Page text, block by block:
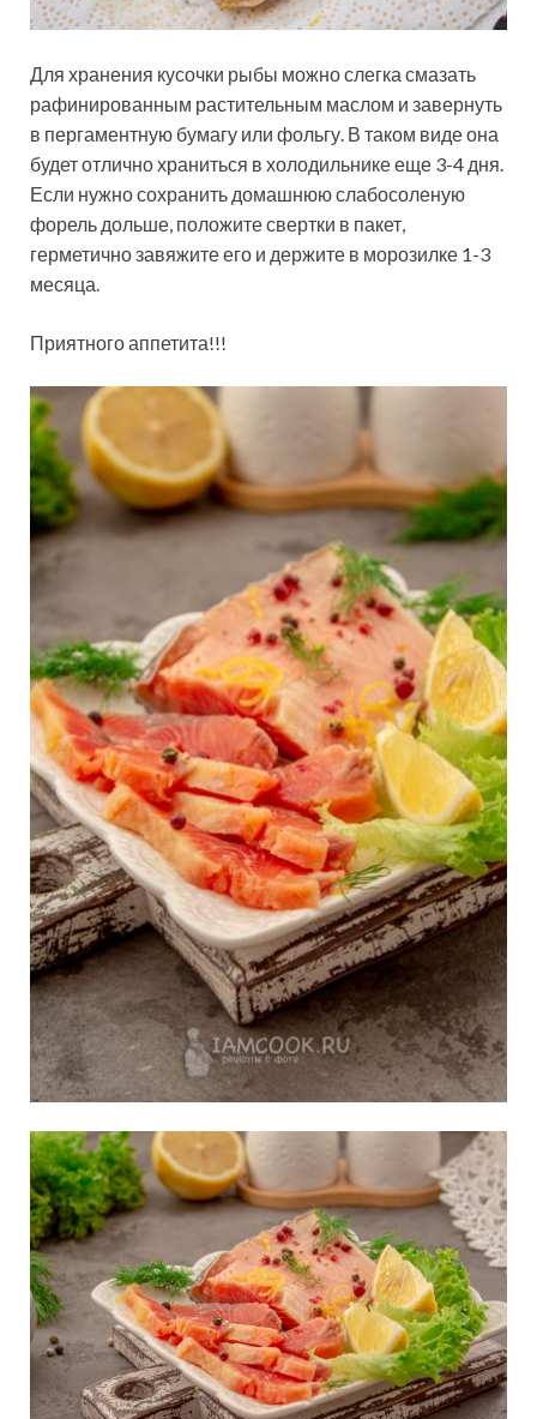
Для хранения кусочки рыбы можно слегка смазать
рафинированным растительным маслом и завернуть
в пергаментную бумагу или фольгу. В таком виде она
будет отлично храниться в холодильнике еще 3-4 дня.
Если нужно сохранить домашнюю слабосоленую
форель дольше, положите свертки в пакет,
герметично завяжите его и держите в морозилке 1-3
месяца.
Приятного аппетита!!!